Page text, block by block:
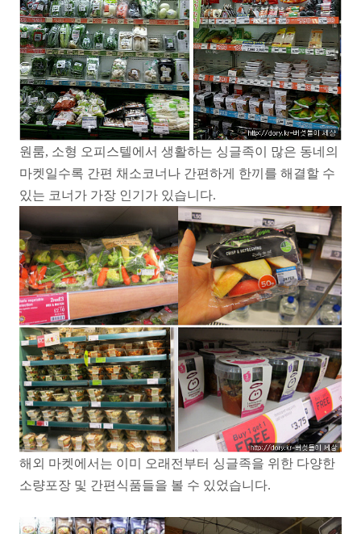
원룸, 소형 오피스텔에서 생활하는 싱글족이 많은 동네의
마켓일수록 간편 채소코너나 간편하게 한끼를 해결할 수
있는 코너가 가장 인기가 있습니다.
해외 마켓에서는 이미 오래전부터 싱글족을 위한 다양한
소량포장 및 간편식품들을 볼 수 있었습니다.